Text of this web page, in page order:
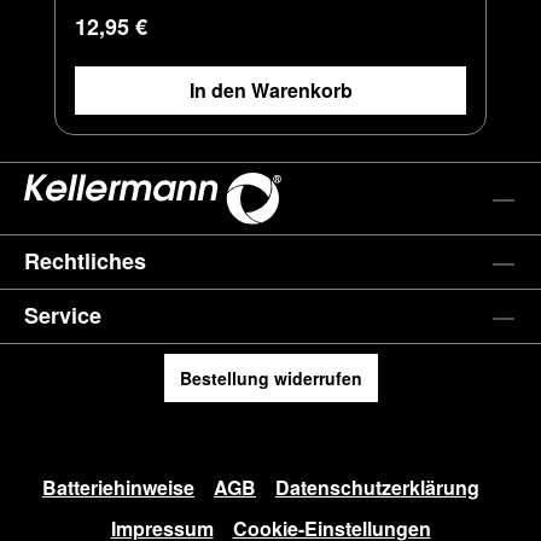
Regulärer Preis:
12,95 €
In den Warenkorb
Rechtliches
Service
Bestellung widerrufen
Batteriehinweise AGB
Datenschutzerklärung
Impressum
Cookie-Einstellungen